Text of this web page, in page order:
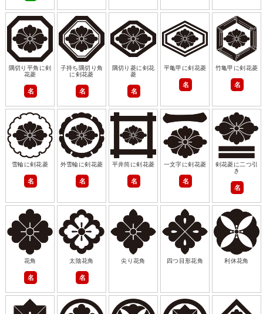
隅切り平角に剣
花菱
名
子持ち隅切り角
に剣花菱
名
隅切り菱に剣花
菱
名
平亀甲に剣花菱
名
竹亀甲に剣花菱
名
雪輪に剣花菱
名
外雪輪に剣花菱
名
平井筒に剣花菱
名
一文字に剣花菱
名
剣花菱に二つ引
き
名
花角
名
太陰花角
名
尖り花角 四つ目形花角 利休花角